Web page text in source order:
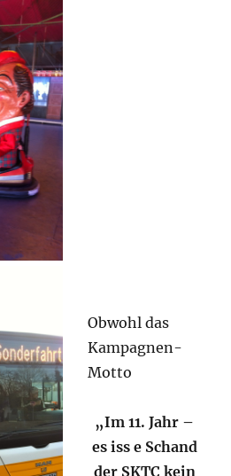
Obwohl das
Kampagnen-
Motto
„Im 11. Jahr –
es iss e Schand
der SKTC kein